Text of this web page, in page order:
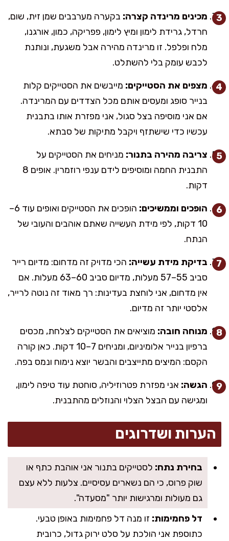
מכינים מרינדה קצרה: בקערה מערבבים שמן זית, שום,
חרדל, גרידת לימון ומיץ לימון, פפריקה, כמון, אורגנו,
מלח ופלפל. זו מרינדה מהירה אבל משגעת, ונותנת
לכבש עומק בלי להשתלט.
מצפים את הסטייקים: מייבשים את הסטייקים קלות
בנייר סופג ומעסים אותם מכל הצדדים עם המרינדה.
אם אני מוסיפה בצל סגול, אני מפזרת אותו בתבנית
עכשיו כדי שישתזף ויקבל מתיקות של סבתא.
צריבה מהירה בתנור: מניחים את הסטייקים על
התבנית החמה ומוסיפים לידם ענפי רוזמרין. אופים 8
דקות.
הופכים וממשיכים:
הופכים את הסטייקים ואופים עוד 6–
10 דקות, לפי מידת העשייה שאתם אוהבים והעובי של
הנתח.
בדיקת מידת עשייה: הכי מדויק זה מדחום: מדיום רייר
סביב 55–57 מעלות, מדיום סביב 60–63 מעלות. אם
אין מדחום, אני לוחצת בעדינות: רך מאוד זה נוטה לרייר,
אלסטי יותר זה מדיום.
מנוחה חובה: מוציאים את הסטייקים לצלחת, מכסים
ברפיון בנייר אלומיניום, ומניחים 7–10 דקות. כאן קורה
הקסם: המיצים מתייצבים והבשר יוצא נימוח ונמס בפה.
הגשה: אני מפזרת פטרוזיליה, סוחטת עוד טיפה לימון,
ומגישה עם הבצל הצלוי והנוזלים מהתבנית.
הערות ושדרוגים
בחירת נתח: לסטייקים בתנור אני אוהבת כתף או
שוק פרוס, כי הם נשארים עסיסיים. צלעות ללא עצם
גם מעולות ומרגישות יותר "מסעדה".
דל פחמימות: זו מנה דל פחמימות באופן טבעי.
כתוספת אני הולכת על סלט ירוק גדול, כרובית